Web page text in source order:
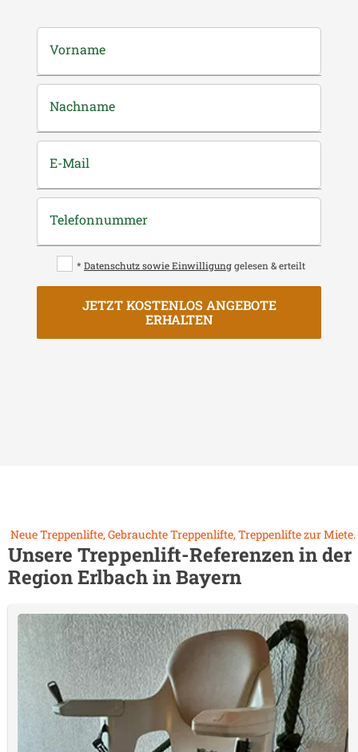
Vorname
Nachname
E-Mail
Telefonnummer
* Datenschutz sowie Einwilligung gelesen & erteilt
JETZT KOSTENLOS ANGEBOTE
ERHALTEN
Neue Treppenlifte, Gebrauchte Treppenlifte, Treppenlifte zur Miete.
Unsere Treppenlift-Referenzen in der
RegionErlbach in Bayern